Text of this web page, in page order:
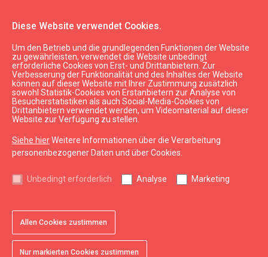
Diese Website verwendet Cookies.
Um den Betrieb und die grundlegenden Funktionen der Website
zu gewährleisten, verwendet die Website unbedingt
erforderliche Cookies von Erst- und Drittanbietern. Zur
Verbesserung der Funktionalität und des Inhaltes der Website
können auf dieser Website mit Ihrer Zustimmung zusätzlich
sowohl Statistik-Cookies von Erstanbietern zur Analyse von
Besucherstatistiken als auch Social-Media-Cookies von
Drittanbietern verwendet werden, um Videomaterial auf dieser
Website zur Verfügung zu stellen.
Siehe hierWeitere Informationen über die Verarbeitung
personenbezogener Daten und über Cookies.
Unbedingt erforderlich Analyse Marketing
Allen Cookies zustimmen
Nur markierten Cookies zustimmen
Hauptgebäude und Plätze in und außerhalb der Stadt